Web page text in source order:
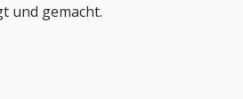
und gemacht.